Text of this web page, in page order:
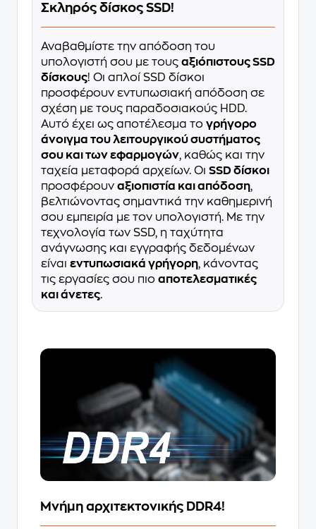
Σκληρός δίσκος SSD!
Αναβαθμίστε την απόδοση του
υπολογιστή σου με τους αξιόπιστους SSD
δίσκους! Οι απλοί SSD δίσκοι
προσφέρουν εντυπωσιακή απόδοση σε
σχέση με τους παραδοσιακούς HDD.
Αυτό έχει ως αποτέλεσμα το γρήγορο
άνοιγμα του λειτουργικού συστήματος
σου και των εφαρμογών, καθώς και την
ταχεία μεταφορά αρχείων. Οι SSD δίσκοι
προσφέρουν αξιοπιστία και απόδοση,
βελτιώνοντας σημαντικά την καθημερινή
σου εμπειρία με τον υπολογιστή. Με την
τεχνολογία των SSD, η ταχύτητα
ανάγνωσης και εγγραφής δεδομένων
είναι εντυπωσιακά γρήγορη, κάνοντας
τις εργασίες σου πιο αποτελεσματικές
και άνετες.
Μνήμη αρχιτεκτονικής DDR4!